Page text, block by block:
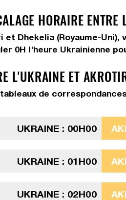
HORAIRE
Dhekelia (Royaume-Uni),
0H l'heure Ukrainienne
L'UKRAINE ET
de
UKRAINE : 00H00
UKRAINE : 01H00
UKRAINE : 02H00